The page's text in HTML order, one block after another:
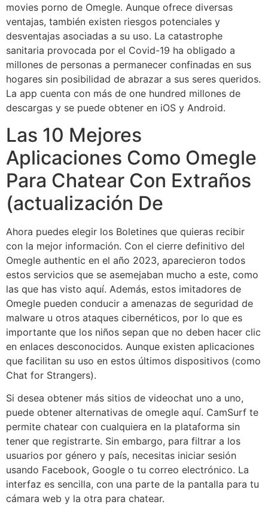
movies porno de Omegle. Aunque ofrece diversas
ventajas, también existen riesgos potenciales y
desventajas asociadas a su uso. La catastrophe
sanitaria provocada por el Covid-19 ha obligado a
millones de personas a permanecer confinadas en sus
hogares sin posibilidad de abrazar a sus seres queridos.
La app cuenta con más de one hundred millones de
descargas y se puede obtener en iOS y Android.
Las 10 Mejores
Aplicaciones Como Omegle
Para Chatear Con Extraños
(actualización De
Ahora puedes elegir los Boletines que quieras recibir
con la mejor información. Con el cierre definitivo del
Omegle authentic en el año 2023, aparecieron todos
estos servicios que se asemejaban mucho a este, como
las que has visto aquí. Además, estos imitadores de
Omegle pueden conducir a amenazas de seguridad de
malware u otros ataques cibernéticos, por lo que es
importante que los niños sepan que no deben hacer clic
en enlaces desconocidos. Aunque existen aplicaciones
que facilitan su uso en estos últimos dispositivos (como
Chat for Strangers).
Si desea obtener más sitios de videochat uno a uno,
puede obtener alternativas de omegle aquí. CamSurf te
permite chatear con cualquiera en la plataforma sin
tener que registrarte. Sin embargo, para filtrar a los
usuarios por género y país, necesitas iniciar sesión
usando Facebook, Google o tu correo electrónico. La
interfaz es sencilla, con una parte de la pantalla para tu
cámara web y la otra para chatear.